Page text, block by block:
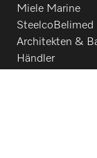
Miele Marine
SteelcoBelimed
Architekten &
Händler